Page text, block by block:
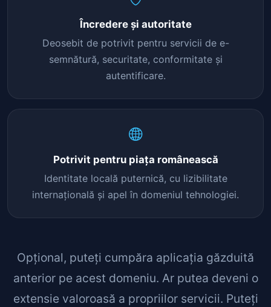
Încredere și autoritate
Deosebit de potrivit pentru servicii de e-
semnătură, securitate, conformitate și
autentificare.
Potrivit pentru piața românească
Identitate locală puternică, cu lizibilitate
internațională și apel în domeniul tehnologiei.
Opțional, puteți cumpăra aplicația găzduită
anterior pe acest domeniu. Ar putea deveni o
extensie valoroasă a propriilor servicii. Puteți